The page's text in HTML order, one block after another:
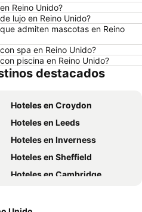
Hoteles en Bogotá
Hoteles en París
Hoteles en Ibarra
Hoteles en Santa Cruz
Hoteles en Colombia
Hoteles en San Cristóbal
Reino Unido?
lujo en Reino Unido?
admiten mascotas en Reino
spa en Reino Unido?
piscina en Reino Unido?
destacados
Hoteles en Croydon
Hoteles en Leeds
Hoteles en Inverness
Hoteles en Sheffield
Hoteles en Cambridge
Hoteles en Heathrow